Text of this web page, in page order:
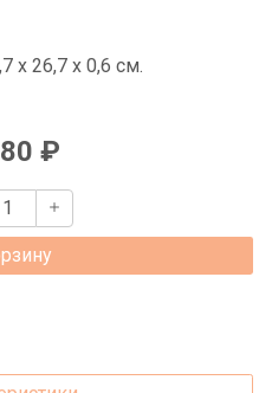
x 26,7 x 0,6 см.
₽